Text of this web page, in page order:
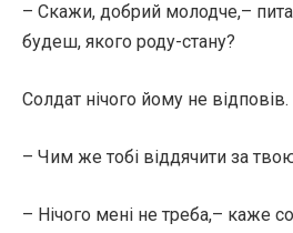
– Скажи, добрий молодче,–
будеш, якого роду-стану?
Солдат нічого йому не відповів.
– Чим же тобі віддячити за
– Нічого мені не треба,– каже